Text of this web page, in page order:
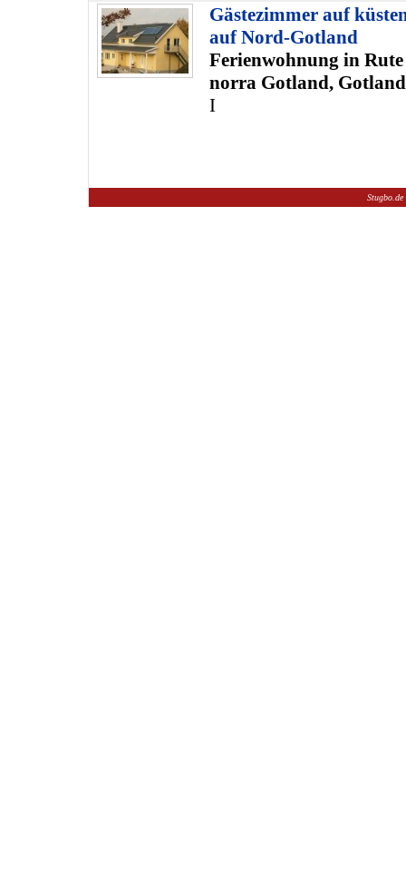
Gästezimmer auf
auf Nord-Gotland
Ferienwohnung in
norra Gotland, Gotland
I